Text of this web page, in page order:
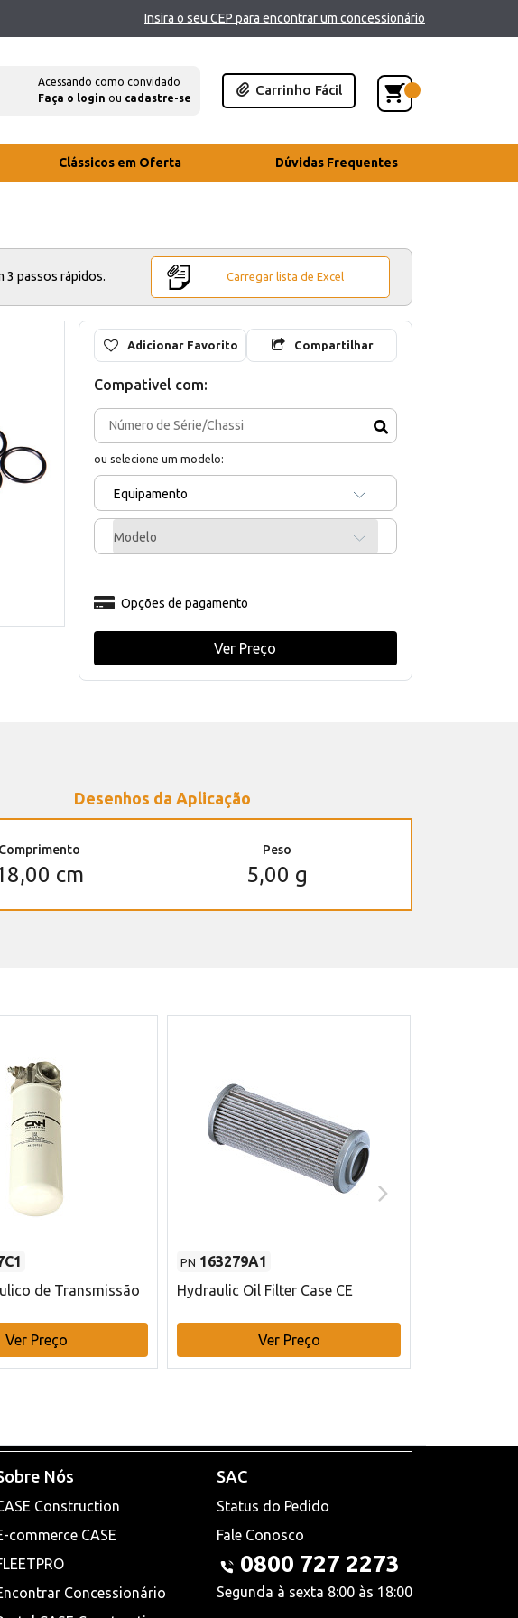
Insira o seu CEP para encontrar um concessionário
Acessando como convidado
Faça o login ou cadastre-se
Carrinho Fácil
Clássicos em Oferta Dúvidas Frequentes
3 passos rápidos. Carregar lista de Excel
Adicionar Favorito Compartilhar
Compativel com:
ou selecione um modelo:
Equipamento
Modelo
Opções de pagamento
Ver Preço
Desenhos da Aplicação
Comprimento
cm
Peso
5,00 g
de Transmissão
Ver Preço
PN 163279A1
Hydraulic Oil Filter Case CE
Ver Preço
Nós
Construction
commerce CASE
Concessionário
SAC
Status do Pedido
Fale Conosco
0800 727 2273
Segunda à sexta 8:00 às 18:00